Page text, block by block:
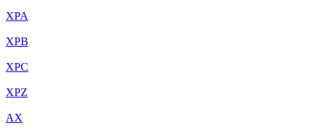
XPA
XPB
XPC
XPZ
AX